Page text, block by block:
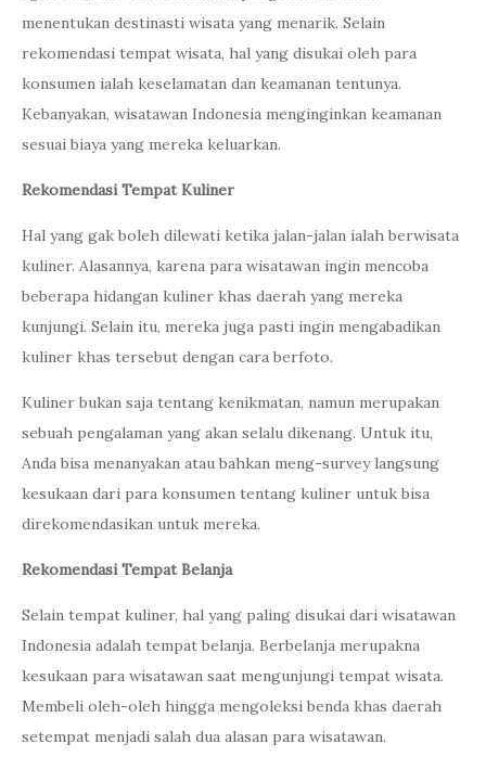
menentukan destinasti wisata yang menarik. Selain
rekomendasi tempat wisata, hal yang disukai oleh para
konsumen ialah keselamatan dan keamanan tentunya.
Kebanyakan, wisatawan Indonesia menginginkan keamanan
sesuai biaya yang mereka keluarkan.
Rekomendasi Tempat Kuliner
Hal yang gak boleh dilewati ketika jalan-jalan ialah berwisata
kuliner. Alasannya, karena para wisatawan ingin mencoba
beberapa hidangan kuliner khas daerah yang mereka
kunjungi. Selain itu, mereka juga pasti ingin mengabadikan
kuliner khas tersebut dengan cara berfoto.
Kuliner bukan saja tentang kenikmatan, namun merupakan
sebuah pengalaman yang akan selalu dikenang. Untuk itu,
Anda bisa menanyakan atau bahkan meng-survey langsung
kesukaan dari para konsumen tentang kuliner untuk bisa
direkomendasikan untuk mereka.
Rekomendasi Tempat Belanja
Selain tempat kuliner, hal yang paling disukai dari wisatawan
Indonesia adalah tempat belanja. Berbelanja merupakna
kesukaan para wisatawan saat mengunjungi tempat wisata.
Membeli oleh-oleh hingga mengoleksi benda khas daerah
setempat menjadi salah dua alasan para wisatawan.